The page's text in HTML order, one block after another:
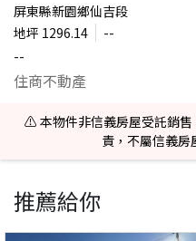
屏東縣新園鄉仙吉段
地坪 1296.14
--
--
住商不動產
⚠️ 本物件非信義房屋受託銷售
責，不屬信義房
推薦給你